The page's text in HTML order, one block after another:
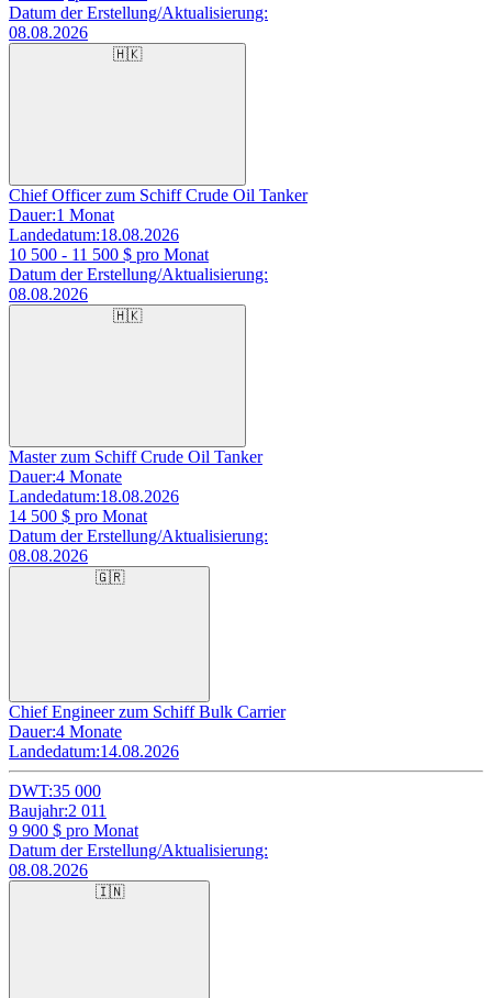
Datum der Erstellung/Aktualisierung:
08.08.2026
🇭🇰
Chief Officer zum Schiff Crude Oil Tanker
Dauer:1 Monat
Landedatum:18.08.2026
10 500 - 11 500 $ pro Monat
Datum der Erstellung/Aktualisierung:
08.08.2026
🇭🇰
Master zum Schiff Crude Oil Tanker
Dauer:4 Monate
Landedatum:18.08.2026
14 500 $ pro Monat
Datum der Erstellung/Aktualisierung:
08.08.2026
🇬🇷
Chief Engineer zum Schiff Bulk Carrier
Dauer:4 Monate
Landedatum:14.08.2026
DWT:35 000
Baujahr:2 011
9 900 $ pro Monat
Datum der Erstellung/Aktualisierung:
08.08.2026
🇮🇳